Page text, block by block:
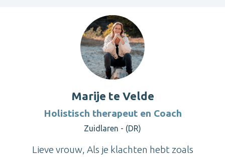
Marije te Velde
Holistisch therapeut en Coach
Zuidlaren - (DR)
Lieve vrouw, Als je klachten hebt zoals